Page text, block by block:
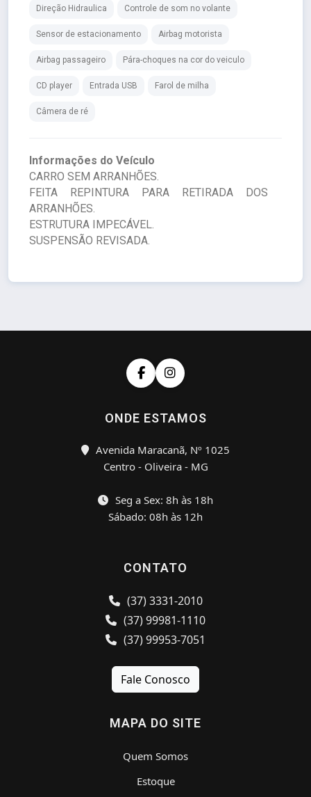
Direção Hidraulica Controle de som no volante
Sensor de estacionamento Airbag motorista
Airbag passageiro Pára-choques na cor do veiculo
CD player Entrada USB Farol de milha
Câmera de ré
Informações do Veículo
CARRO SEM ARRANHÕES.
FEITA REPINTURA PARA RETIRADA DOS
ARRANHÕES.
ESTRUTURA IMPECÁVEL.
SUSPENSÃO REVISADA.
ONDE ESTAMOS
Avenida Maracanã, Nº 1025
Centro - Oliveira - MG
Seg a Sex: 8h às 18h
Sábado: 08h às 12h
CONTATO
(37) 3331-2010
(37) 99981-1110
(37) 99953-7051
Fale Conosco
MAPA DO SITE
Quem Somos
Estoque